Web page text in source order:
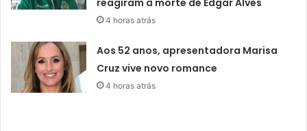
4 horas atrás
Aos 52 anos, apresentadora Marisa
Cruz vive novo romance
4 horas atrás